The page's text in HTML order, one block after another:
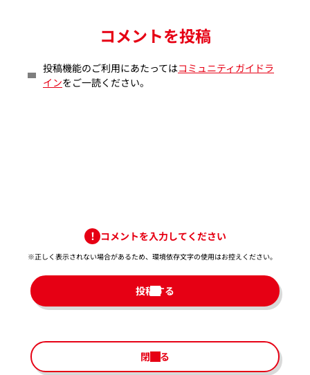
コメントを投稿
投稿機能のご利用にあたってはコミュニティガイドラ
インをご一読ください。
コメントを入力してください
※正しく表示されない場合があるため、環境依存文字の使用はお控えください。​
投稿する
閉じる